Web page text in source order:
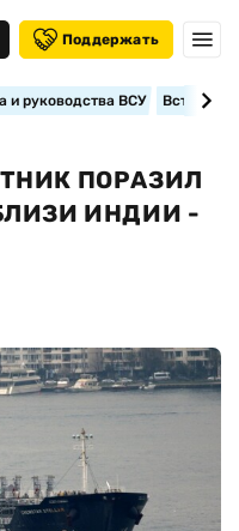
Поддержать
и руководства ВСУ
ПОРАЗИЛ
ИНДИИ -